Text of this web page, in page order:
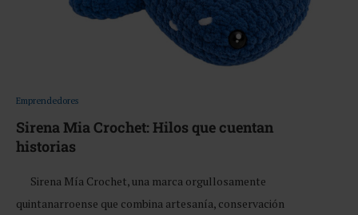
Emprendedores
Sirena Mia Crochet: Hilos que cuentan
historias
Sirena Mía Crochet, una marca orgullosamente
quintanarroense que combina artesanía, conservación